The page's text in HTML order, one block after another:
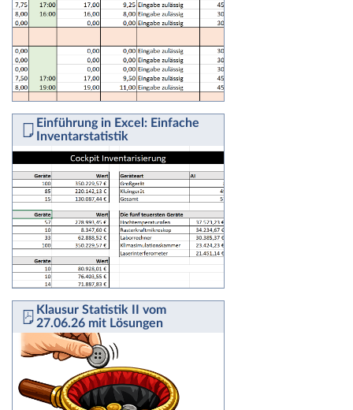
Einführung in Excel: Einfache
Inventarstatistik
Klausur Statistik II vom
27.06.26 mit Lösungen